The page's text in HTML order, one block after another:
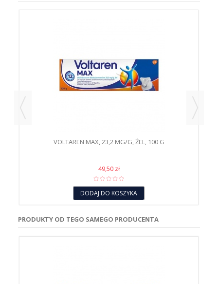
VOLTAREN MAX, 23,2 MG/G, ŻEL, 100 G
49,50 zł
DODAJ DO KOSZYKA
PRODUKTY OD TEGO SAMEGO PRODUCENTA